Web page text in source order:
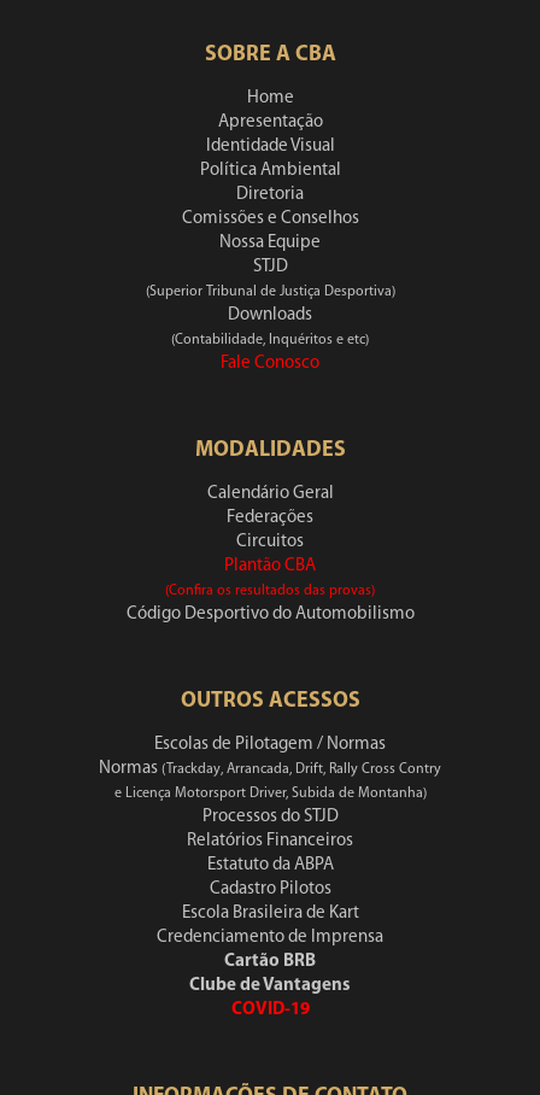
SOBRE A CBA
Home
Apresentação
Identidade Visual
Política Ambiental
Diretoria
Comissões e Conselhos
Nossa Equipe
STJD
(Superior Tribunal de Justiça Desportiva)
Downloads
(Contabilidade, Inquéritos e etc)
Fale Conosco
MODALIDADES
Calendário Geral
Federações
Circuitos
Plantão CBA
(Confira os resultados das provas)
Código Desportivo do Automobilismo
OUTROS ACESSOS
Escolas de Pilotagem / Normas
Normas (Trackday, Arrancada, Drift, Rally Cross Contry
e Licença Motorsport Driver, Subida de Montanha)
Processos do STJD
Relatórios Financeiros
Estatuto da ABPA
Cadastro Pilotos
Escola Brasileira de Kart
Credenciamento de Imprensa
Cartão BRB
Clube de Vantagens
COVID-19